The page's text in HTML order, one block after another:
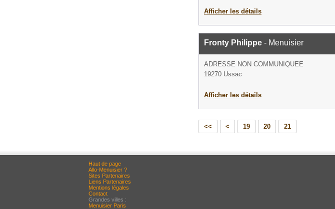
Afficher les détails
Fronty Philippe - Menuisier
ADRESSE NON COMMUNIQUEE
19270 Ussac
Afficher les détails
<< < 19 20 21
Haut de page
Allo-Menuisier ?
Sites Partenaires
Liens Partenaires
Mentions légales
Contact
Grandes villes :
Menuisier Paris